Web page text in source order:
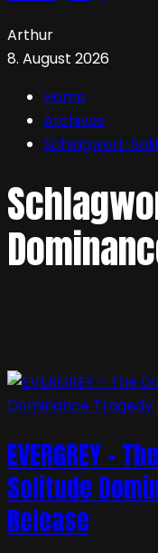
Arthur
8. August 2026
Home
Archives
Schlagwort:
EVERGREY –
Solitude
Release